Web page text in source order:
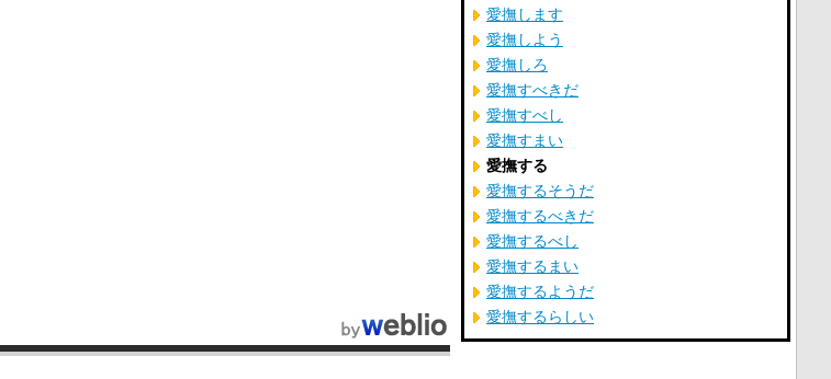
愛撫します
愛撫しよう
愛撫しろ
愛撫すべきだ
愛撫すべし
愛撫すまい
愛撫する
愛撫するそうだ
愛撫するべきだ
愛撫するべし
愛撫するまい
愛撫するようだ
愛撫するらしい